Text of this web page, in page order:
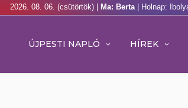
2026. 08. 06. (csütörtök) | Ma: Berta | Holnap:
ÚJPESTI NAPLÓ HÍREK